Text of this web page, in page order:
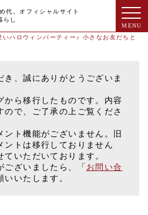
代。オフィシャルサイト
らし
いハロウィンパーティー♪ 小さなお友だちと
き、誠にありがとうございま
から移行したものです。内容
ので、ご了承の上ご覧くださ
ント機能がございません。旧
ントは移行しておりません
いただいております。
ございましたら、「 お問い合
いいたします。